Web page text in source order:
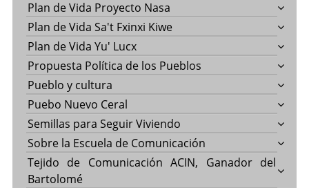
Plan de Vida Proyecto Nasa
Plan de Vida Sa't Fxinxi Kiwe
Plan de Vida Yu' Lucx
Propuesta Política de los Pueblos
Pueblo y cultura
Puebo Nuevo Ceral
Semillas para Seguir Viviendo
Sobre la Escuela de Comunicación
Tejido de Comunicación ACIN, Ganador del
Bartolomé